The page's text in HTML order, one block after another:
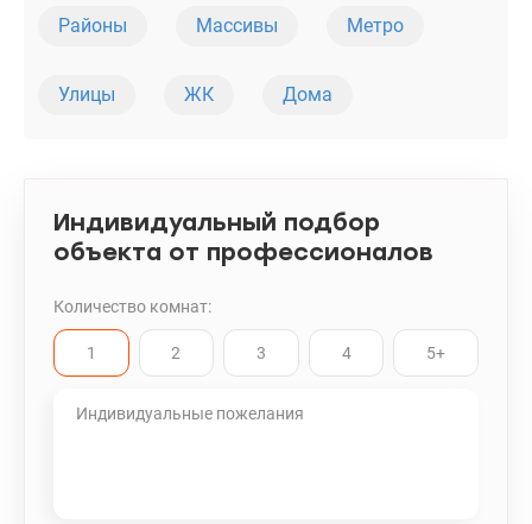
Районы Массивы Метро
Улицы ЖК Дома
Индивидуальный подбор
объекта от профессионалов
Количество комнат:
1 2 3 4 5+